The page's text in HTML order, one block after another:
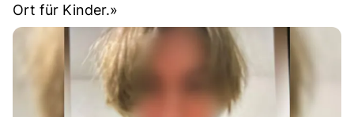
Ort für Kinder.»